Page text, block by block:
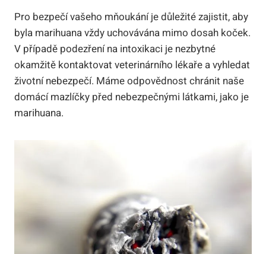
Pro bezpečí vašeho mňoukání je důležité zajistit, aby
byla marihuana vždy uchovávána mimo dosah koček.
V případě podezření na intoxikaci je nezbytné
okamžitě kontaktovat veterinárního lékaře a vyhledat
životní nebezpečí. Máme odpovědnost chránit naše
domácí mazlíčky před nebezpečnými látkami, jako je
marihuana.